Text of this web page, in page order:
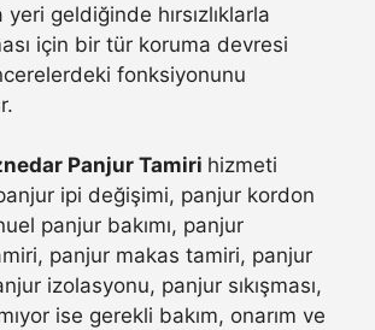
geldiğinde hırsızlıklarla
için bir tür koruma devresi
fonksiyonunu
Panjur Tamiri hizmeti
ipi değişimi, panjur kordon
panjur bakımı, panjur
panjur makas tamiri, panjur
izolasyonu, panjur sıkışması,
ise gerekli bakım, onarım ve